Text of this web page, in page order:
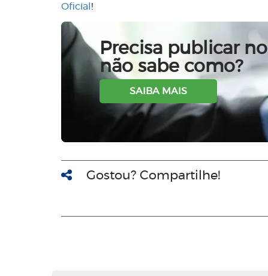
Oficial !
Precisa publicar
não sabe como?
SAIBA MAIS
Gostou? Compartilhe!